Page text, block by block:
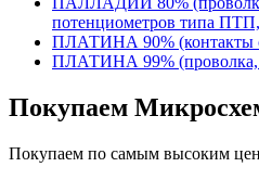
потенциометров типа
ПЛАТИНА 90% (контакты
ПЛАТИНА 99% (проволка,
Покупаем
Покупаем по самым высоким